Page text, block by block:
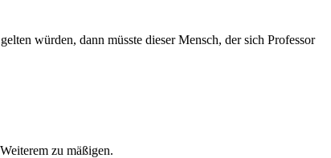
würden, dann müsste dieser Mensch, der sich Professor
zu mäßigen.